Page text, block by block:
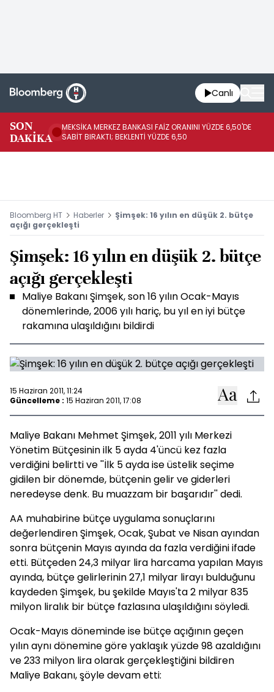
Canlı
SON
DAKİKA
MEKSİKA MERKEZ BANKASI FAİZ ORANINI YÜZDE 6,50'DE
SABİT BIRAKTI; BEKLENTİ YÜZDE 6,50
Bloomberg HT Haberler
Şimşek: 16 yılın en düşük 2. bütçe
açığı gerçekleşti
Şimşek: 16 yılın en düşük 2. bütçe
açığı gerçekleşti
Maliye Bakanı Şimşek, son 16 yılın Ocak-Mayıs
dönemlerinde, 2006 yılı hariç, bu yıl en iyi bütçe
rakamına ulaşıldığını bildirdi
15 Haziran 2011, 11:24
Güncelleme : 15 Haziran 2011, 17:08
Maliye Bakanı Mehmet Şimşek, 2011 yılı Merkezi
Yönetim Bütçesinin ilk 5 ayda 4'üncü kez fazla
verdiğini belirtti ve ''İlk 5 ayda ise üstelik seçime
gidilen bir dönemde, bütçenin gelir ve giderleri
neredeyse denk. Bu muazzam bir başarıdır'' dedi.
AA muhabirine bütçe uygulama sonuçlarını
değerlendiren Şimşek, Ocak, Şubat ve Nisan ayından
sonra bütçenin Mayıs ayında da fazla verdiğini ifade
etti. Bütçeden 24,3 milyar lira harcama yapılan Mayıs
ayında, bütçe gelirlerinin 27,1 milyar lirayı bulduğunu
kaydeden Şimşek, bu şekilde Mayıs'ta 2 milyar 835
milyon liralık bir bütçe fazlasına ulaşıldığını söyledi.
Ocak-Mayıs döneminde ise bütçe açığının geçen
yılın aynı dönemine göre yaklaşık yüzde 98 azaldığını
ve 233 milyon lira olarak gerçekleştiğini bildiren
Maliye Bakanı, şöyle devam etti: